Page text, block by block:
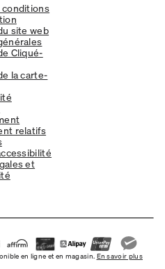
conditions
site web
Cliqué-
la carte-
relatifs
et
en ligne et en magasin. En savoir plus